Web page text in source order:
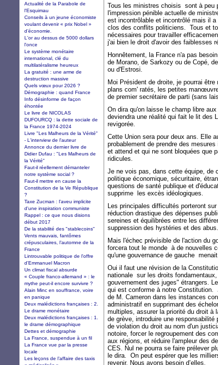
Tous les ministres choisis sont à peu
l'impression pénible actuelle de
est incontrôlable et incontrôlé mais il
clos des conflits politiciens. Tous et
nécessaires pour travailler
j'ai bien le droit d'avoir des faiblesses
Honnêtement, la France n'a pas
de Morano, de Sarkozy ou de Copé,
ou d'Estrosi.
Moi Président de droite, je pourrai
plans com' ratés, les petites
de premier secrétaire de parti (sans
On dira qu'on laisse le champ libre
deviendra une réalité qui fait le lit des
revigorée.
Cette Union sera pour deux ans. Elle
probablement de prendre des
et attend et qui ne sont bloquées que
ridicules.
Je ne vois pas, dans cette équipe, de
politique économique, sécuritaire,
questions de santé publique et
supprime les excès idéologiques.
Les principales difficultés porteront
réduction drastique des dépenses
sereines et équilibrées entre les
suppression des hystéries et des
Mais l'échec prévisible de l'action du
forcera tout le monde à de nouvelles
qu'une gouvernance de gauche
Oui il faut une révision de la
nationale sur les droits
gouvernement des juges" étrangers.
qui est conforme à notre
de M. Cameron dans les instances
administratif en supprimant des
multiples, assurer la priorité du droit
de grève, introduire une
de violation du droit au nom d'un
notoire, forcer le regroupement des
aux régions, et réduire l'ampleur des
CES. Nul ne pourra se faire prélever
le dira. On peut espérer que les
revenir. Nous avons besoin d’elles.
Actualité de la Parabole de
l'Esquimau
Conseils à un jeune économiste
voulant devenir « prix Nobel »
d’économie.
L'or au dessus de 5000 dollars
l'once
Le système monétaire
international, clé du
multilatéralisme heureux
La gratuité : une arme de
destruction massive
Quels vœux pour 2026 ?
Démographie : quand France
Info désinforme de façon
éhontée
Le livre de NICOLAS
DUFOURCQ : la dette sociale de
la France 1974-2024
Livre "Les Malheurs de la Vérité"
- L'interview de l'auteur
Annonce du dernier livre de
Didier Dufau : "Les Malheurs de
la Vérité"
Faut-il réellement démanteler
notre système social ?
Faut-il mettre en cause la
Constitution de la Ve République
?
Taxe Zucman : l'aveu implicite
d'une inspiration communiste
Rappel : ce que nous disions
début 2017
De la stabilité des "stablecoins"
Vents mauvais, fantômes
crépusculaires, l’automne de la
France
Lintrouvable politique de l'offre
d'Emmanuel Macron
Un climat fiscal absurde
« Couple franco-allemand » : le
mythe peut-il encore survivre ?
Alain Minc en souffrance, voire
en panique
Deux malédictions françaises : 2.
Le drame monétaire
Deux malédictions françaises : 1.
le drame démographique
Dettes et démographie
La France, suspendue à un fil
La France vue par la presse
locale
Les leçons de l’affaire des taxis